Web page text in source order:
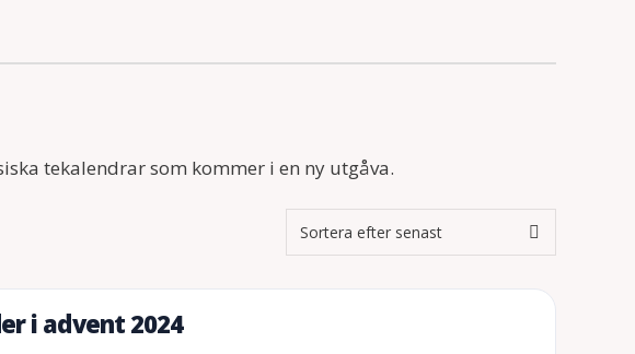
tekalendrar som kommer i en ny utgåva.
i advent 2024